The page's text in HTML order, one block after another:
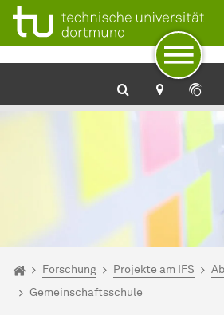
Zum Navigationspfad
Unterseiten von „Forschung“
Zur Navigation
Zum Schnellzugriff
Zum Fuß der Seite mit weiteren
Zum Inhalt
Zur Startseite
Sie sind hier:
Startseite
Forschung Projekte am IFS
Gemeinschaftsschule